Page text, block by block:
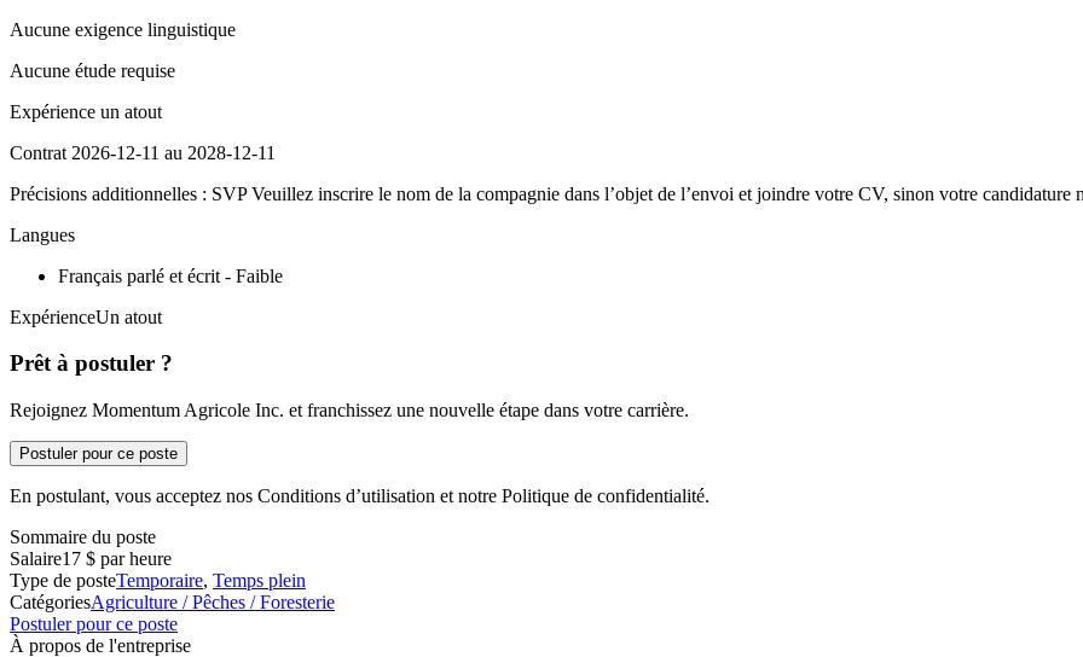
Aucune exigence linguistique
Aucune étude requise
Expérience un atout
Contrat 2026-12-11 au 2028-12-11
Précisions additionnelles : SVP Veuillez inscrire le nom de la compagnie dans l’objet de l’envoi et joindre votre CV, sinon votre candidature
Langues
Français parlé et écrit - Faible
ExpérienceUn atout
Prêt à postuler ?
Rejoignez Momentum Agricole Inc. et franchissez une nouvelle étape dans votre carrière.
Postuler pour ce poste
En postulant, vous acceptez nos Conditions d’utilisation et notre Politique de confidentialité.
Sommaire du poste
Salaire17 $ par heure
Type de posteTemporaire, Temps plein
CatégoriesAgriculture / Pêches / Foresterie
Postuler pour ce poste
À propos de l'entreprise